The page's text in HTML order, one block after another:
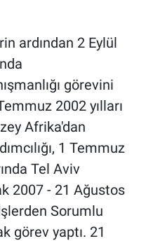
ardından 2 Eylül
görevini
2002 yılları
Afrika'dan
1 Temmuz
Tel Aviv
2007 - 21 Ağustos
Sorumlu
görev yaptı. 21